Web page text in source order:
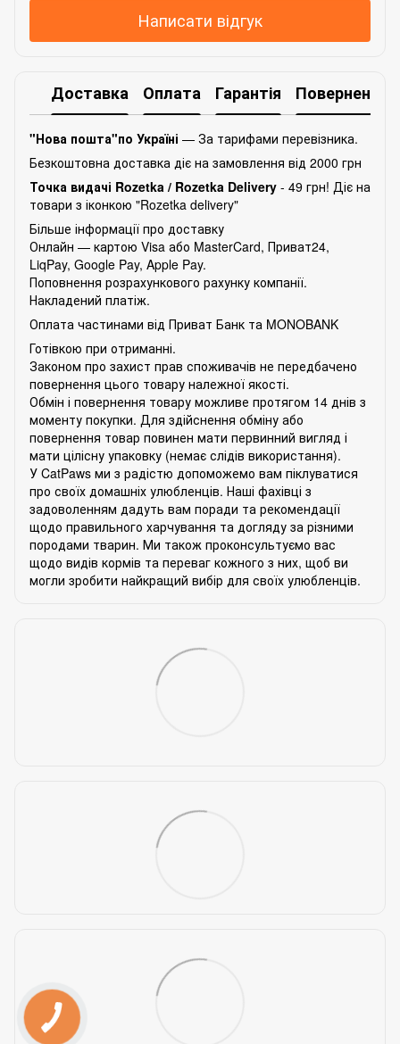
Написати відгук
Доставка Оплата Гарантія Повернення
"Нова пошта"по Україні — За тарифами перевізника.
Безкоштовна доставка діє на замовлення від 2000 грн
Точка видачі Rozetka / Rozetka Delivery - 49 грн! Діє на
товари з іконкою "Rozetka delivery"
Більше інформації про доставку
Онлайн — картою Visa або MasterCard, Приват24,
LiqPay, Google Pay, Apple Pay.
Поповнення розрахункового рахунку компанії.
Накладений платіж.
Оплата частинами від Приват Банк та MONOBANK
Готівкою при отриманні.
Законом про захист прав споживачів не передбачено
повернення цього товару належної якості.
Обмін і повернення товару можливе протягом 14 днів з
моменту покупки. Для здійснення обміну або
повернення товар повинен мати первинний вигляд і
мати цілісну упаковку (немає слідів використання).
У CatPaws ми з радістю допоможемо вам піклуватися
про своїх домашніх улюбленців. Наші фахівці з
задоволенням дадуть вам поради та рекомендації
щодо правильного харчування та догляду за різними
породами тварин. Ми також проконсультуємо вас
щодо видів кормів та переваг кожного з них, щоб ви
могли зробити найкращий вибір для своїх улюбленців.